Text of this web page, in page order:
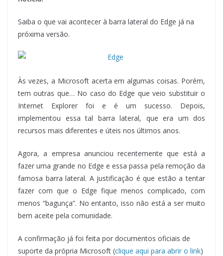
Saiba o que vai acontecer à barra lateral do Edge já na
próxima versão.
Às vezes, a Microsoft acerta em algumas coisas. Porém,
tem outras que… No caso do Edge que veio substituir o
Internet Explorer foi e é um sucesso. Depois,
implementou essa tal barra lateral, que era um dos
recursos mais diferentes e úteis nos últimos anos.
Agora, a empresa anunciou recentemente que está a
fazer uma grande no Edge e essa passa pela remoção da
famosa barra lateral. A justificação é que estão a tentar
fazer com que o Edge fique menos complicado, com
menos “bagunça”. No entanto, isso não está a ser muito
bem aceite pela comunidade.
A confirmação já foi feita por documentos oficiais de
suporte da própria Microsoft (clique aqui para abrir o link)